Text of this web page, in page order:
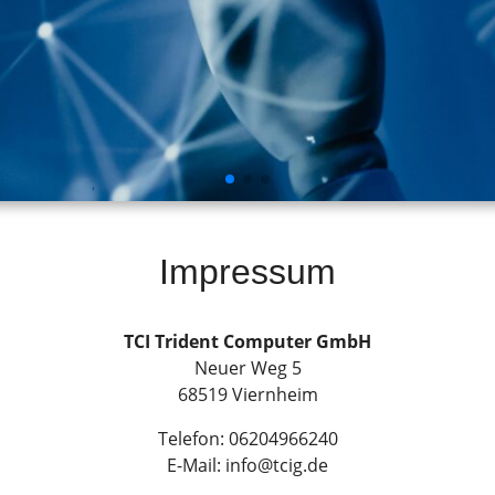
2026
Partner, neue Visionen,
Impressum
TCI Trident Computer GmbH
Neuer Weg 5
68519 Viernheim
Telefon: 06204966240
E-Mail: info@tcig.de